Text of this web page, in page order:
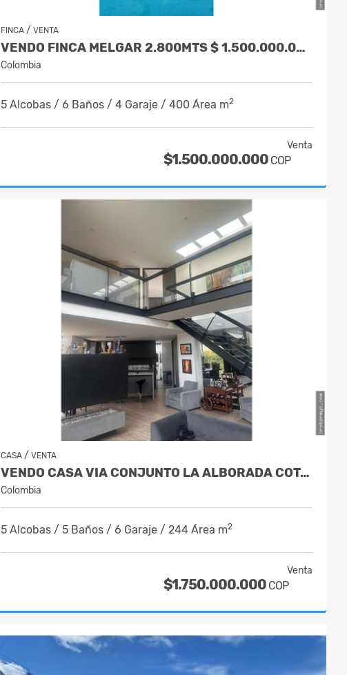
FINCA / VENTA
VENDO FINCA MELGAR 2.800MTS $ 1.500.000.000 MILLONES
Colombia
5 Alcobas / 6 Baños / 4 Garaje / 400 Área m2
Venta
$1.500.000.000 COP
CASA / VENTA
VENDO CASA VIA CONJUNTO LA ALBORADA COTA 335 MTS $ 1.750.000.000
Colombia
5 Alcobas / 5 Baños / 6 Garaje / 244 Área m2
Venta
$1.750.000.000 COP